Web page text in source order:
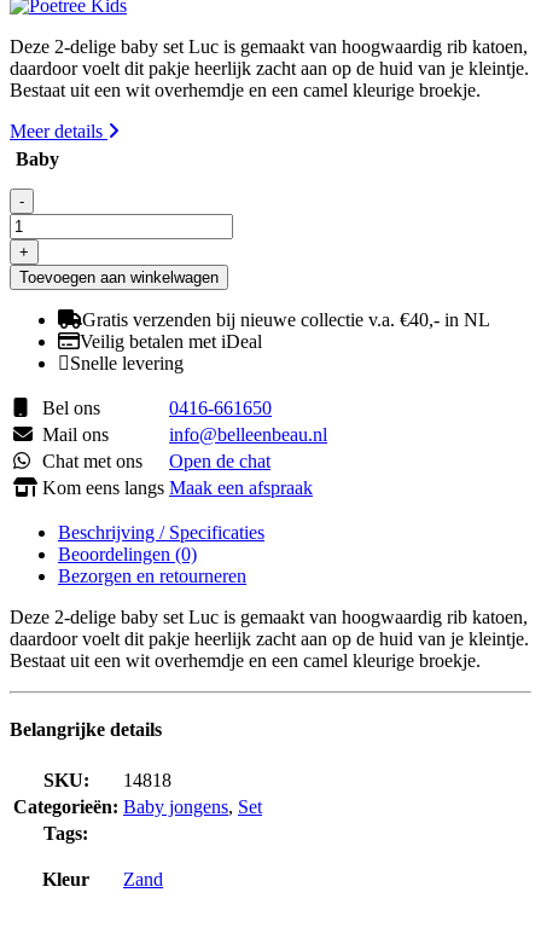
Deze 2-delige baby set Luc is gemaakt van hoogwaardig rib katoen,
daardoor voelt dit pakje heerlijk zacht aan op de huid van je kleintje.
Bestaat uit een wit overhemdje en een camel kleurige broekje.
Meer details
Baby
-
Poetree
Kids
set
Luc
+
Toevoegen aan winkelwagen
Gratis verzenden bij nieuwe collectie v.a. €40,- in NL
Veilig betalen met iDeal
Snelle levering
Bel ons
0416-661650
Mail ons
info@belleenbeau.nl
Chat met ons
Open de chat
Kom eens langs Maak een afspraak
Beschrijving / Specificaties
Beoordelingen (0)
Bezorgen en retourneren
Deze 2-delige baby set Luc is gemaakt van hoogwaardig rib katoen,
daardoor voelt dit pakje heerlijk zacht aan op de huid van je kleintje.
Bestaat uit een wit overhemdje en een camel kleurige broekje.
Belangrijke details
SKU:
14818
Categorieën: Baby jongens, Set
Tags:
Kleur Zand